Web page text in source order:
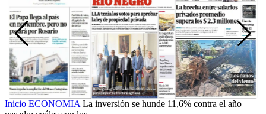
Inicio ECONOMIA La inversión se hunde 11,6% contra el año